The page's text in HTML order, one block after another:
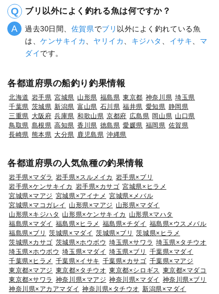
ブリ以外によく釣れる魚は何ですか？
過去30日間、 佐賀県でブリ 以外によく釣れている魚
は、ケンサキイカ ヤリイカ キジハタ イサキ
マ
ダイです。
各都道府県の船釣り釣果情報
北海道 岩手県 宮城県 山形県 福島県 東京都 神奈川県 埼玉県
千葉県 茨城県 新潟県 富山県 石川県 福井県 愛知県 静岡県
三重県 大阪府 兵庫県 和歌山県 京都府 広島県 岡山県 山口県
鳥取県 島根県 高知県 香川県 徳島県 愛媛県 福岡県 佐賀県
長崎県 熊本県 大分県 鹿児島県 沖縄県
各都道府県の人気魚種の釣果情報
岩手県×マダラ 岩手県×スルメイカ 岩手県×ブリ
岩手県×ケンサキイカ 岩手県×カサゴ 宮城県×ヒラメ
宮城県×マアジ 宮城県×アイナメ 宮城県×メバル
宮城県×マコガレイ
山形県×マアジ 山形県×マダイ
山形県×キジハタ 山形県×ケンサキイカ
山形県×マハタ
福島県×マダイ 福島県×ヒラメ 福島県×チダイ 福島県×ウスメバル
福島県×ブリ
茨城県×マダイ 茨城県×ブリ
茨城県×ヒラメ
茨城県×カサゴ 茨城県×ホウボウ 埼玉県×サワラ 埼玉県×タチウオ
埼玉県×ホウボウ 埼玉県×マダイ 埼玉県×ブリ
千葉県×マダイ
千葉県×ヒラメ 千葉県×イサキ 千葉県×カサゴ 千葉県×マアジ
東京都×マアジ 東京都×タチウオ 東京都×シロギス 東京都×マダコ
東京都×サワラ 神奈川県×マアジ 神奈川県×マダイ 神奈川県×ブリ
神奈川県×アカアマダイ 神奈川県×タチウオ 新潟県×マダイ